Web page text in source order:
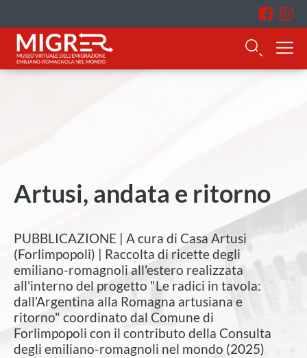
Artusi, andata e ritorno
PUBBLICAZIONE | A cura di Casa Artusi
(Forlimpopoli) | Raccolta di ricette degli
emiliano-romagnoli all'estero realizzata
all'interno del progetto "Le radici in tavola:
dall’Argentina alla Romagna artusiana e
ritorno" coordinato dal Comune di
Forlimpopoli con il contributo della Consulta
degli emiliano-romagnoli nel mondo (2025)